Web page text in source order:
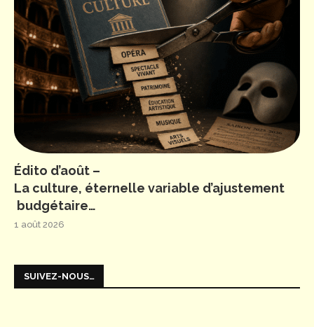
Édito d’août –
La culture, éternelle variable d’ajustement
budgétaire…
1 août 2026
SUIVEZ-NOUS…